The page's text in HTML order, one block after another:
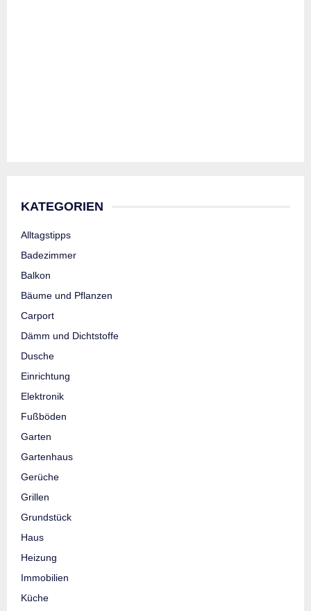
KATEGORIEN
Alltagstipps
Badezimmer
Balkon
Bäume und Pflanzen
Carport
Dämm und Dichtstoffe
Dusche
Einrichtung
Elektronik
Fußböden
Garten
Gartenhaus
Gerüche
Grillen
Grundstück
Haus
Heizung
Immobilien
Küche